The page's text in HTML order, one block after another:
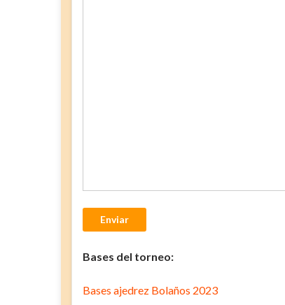
Enviar
Bases del torneo:
Bases ajedrez Bolaños 2023